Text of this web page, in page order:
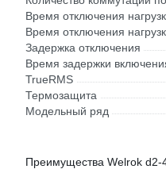
Время отключения
Время отключения
Задержка отключения
Время задержки
TrueRMS
Термозащита
Модельный ряд
Преимущества Welrok d2-